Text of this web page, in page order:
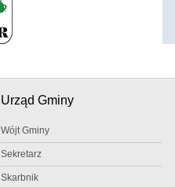
Urząd Gminy
Wójt Gminy
Sekretarz
Skarbnik